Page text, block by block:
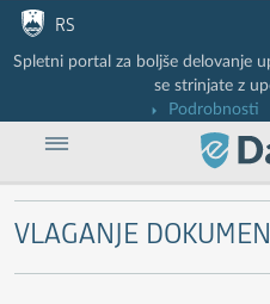
Nadaljuj na vsebino
Nadaljuj na vsebino zaprtega portala
RS
Spletni portal za boljše delovanje
se strinjate z
Podrobnosti
VLAGANJE